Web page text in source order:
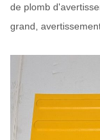
de plomb
grand,